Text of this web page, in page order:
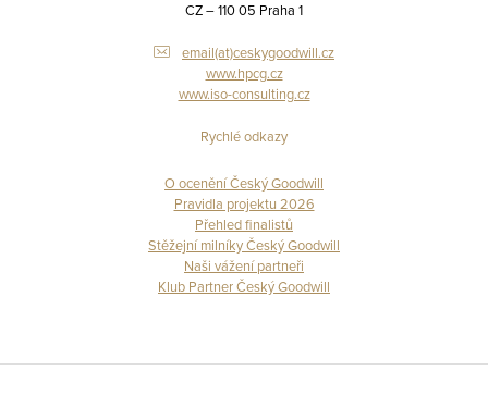
CZ – 110 05 Praha 1
email(at)ceskygoodwill.cz
www.hpcg.cz
www.iso-consulting.cz
Rychlé odkazy
O ocenění Český Goodwill
Pravidla projektu 2026
Přehled finalistů
Stěžejní milníky Český Goodwill
Naši vážení partneři
Klub Partner Český Goodwill